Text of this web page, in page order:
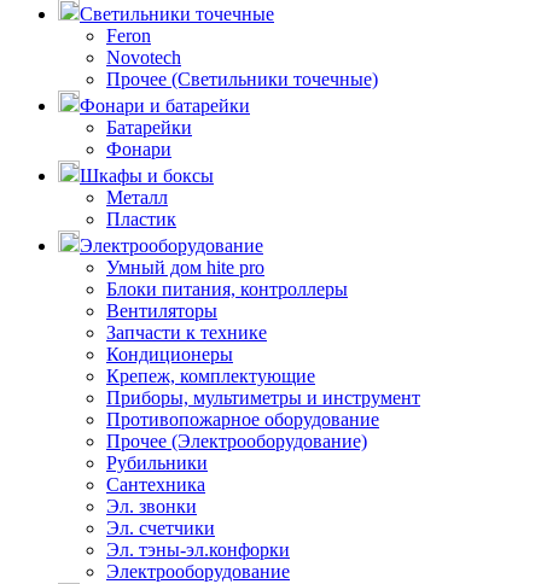
Светильники точечные
Feron
Novotech
Прочее (Светильники точечные)
Фонари и батарейки
Батарейки
Фонари
Шкафы и боксы
Металл
Пластик
Электрооборудование
Умный дом hite pro
Блоки питания, контроллеры
Вентиляторы
Запчасти к технике
Кондиционеры
Крепеж, комплектующие
Приборы, мультиметры и инструмент
Противопожарное оборудование
Прочее (Электрооборудование)
Рубильники
Сантехника
Эл. звонки
Эл. счетчики
Эл. тэны-эл.конфорки
Электрооборудование